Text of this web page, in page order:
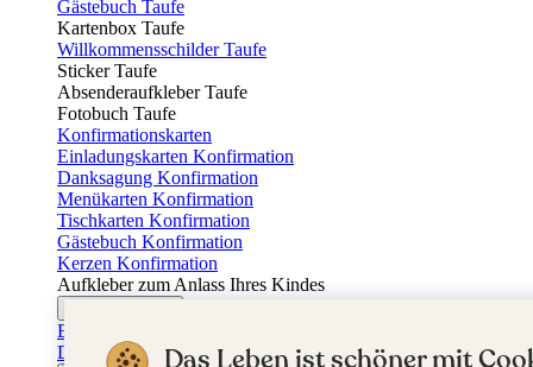
Gästebuch Taufe
Kartenbox Taufe
Willkommensschilder Taufe
Sticker Taufe
Absenderaufkleber Taufe
Fotobuch Taufe
Konfirmationskarten
Einladungskarten Konfirmation
Danksagung Konfirmation
Menükarten Konfirmation
Tischkarten Konfirmation
Gästebuch Konfirmation
Kerzen Konfirmation
Aufkleber zum Anlass Ihres Kindes
Einladungskarten Firmung
Dankeskarten FirmungDas Leben ist schöner mit